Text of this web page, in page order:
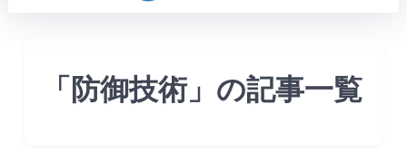
「防御技術」の記事一覧